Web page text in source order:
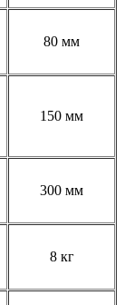
80 мм
150 мм
300 мм
8 кг